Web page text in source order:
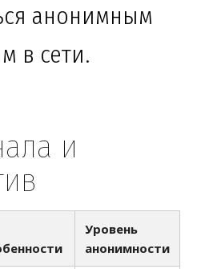
анонимным
в сети.
и
Уровень
анонимности